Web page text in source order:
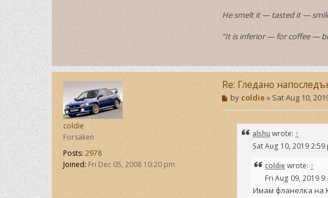
He smelt it — tasted it —
“It is inferior — for coffee —
coldie
Forsaken
Posts: 2978
Joined:Fri Dec 05, 2008 10:20 pm
Re: Гледано
P
o
s
t
bycoldie»Sat Aug 10,
alshu wrote: ↑
Sat Aug 10, 2019 2:59
coldiewrote: ↑
Fri Aug 09, 2019
Имам фланелка на